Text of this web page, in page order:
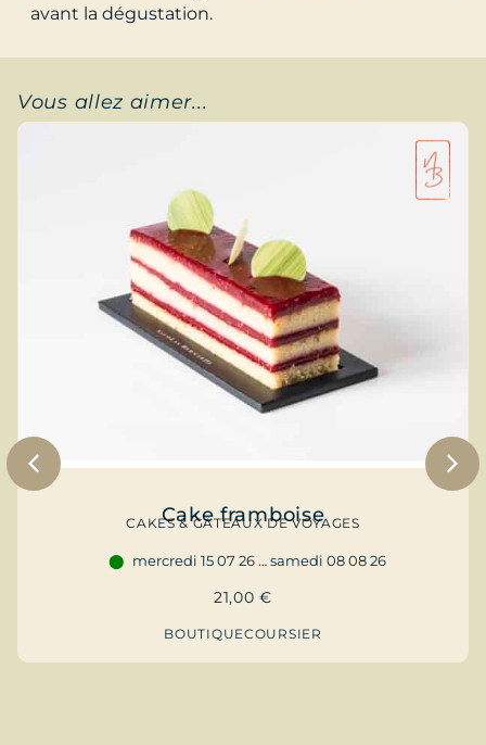
avant la dégustation.
Vous allez aimer...
Cake framboise
CAKES & GÂTEAUX DE VOYAGES
mercredi 15 07 26 … samedi 08 08 26
21,00€
BOUTIQUECOURSIER